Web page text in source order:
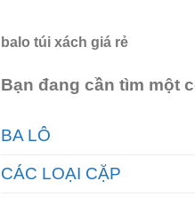
balo túi xách giá rẻ
Bạn đang cần tìm một
BA LÔ
CÁC LOẠI CẶP